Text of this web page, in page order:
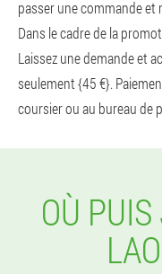
passer une commande
Dans le cadre de la
Laissez une demande et
seulement {45 €}.
coursier ou au bureau de
OÙ